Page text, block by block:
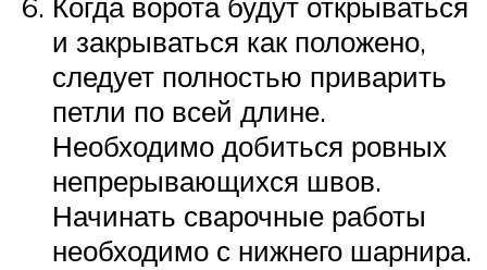
и закрываться как положено,
следует полностью приварить
петли по всей длине.
Необходимо добиться ровных
непрерывающихся швов.
Начинать сварочные работы
необходимо с нижнего шарнира.